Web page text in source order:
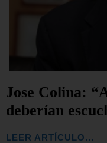
Jose Colina:
deberían
LEER ARTÍCULO...